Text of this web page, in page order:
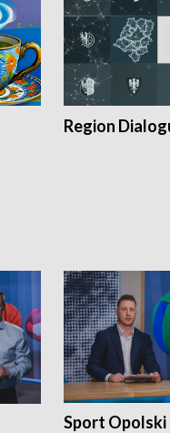
Region
Sport Opolski